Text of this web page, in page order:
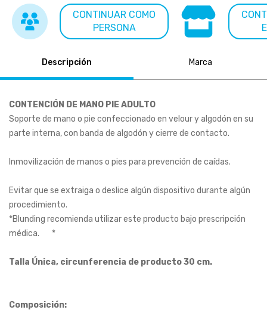
CONTINUAR COMO
PERSONA
Descripción Marca
CONTENCIÓN DE MANO PIE ADULTO
Soporte de mano o pie confeccionado en velour y algodón en su
parte interna, con banda de algodón y cierre de contacto.
Inmovilización de manos o pies para prevención de caídas.
Evitar que se extraiga o deslice algún dispositivo durante algún
procedimiento.
*Blunding recomienda utilizar este producto bajo prescripción
médica.	*
Talla Única, circunferencia de producto 30 cm.
Composición: